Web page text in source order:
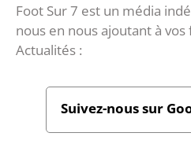
Foot Sur 7 est un média
nous en nous ajoutant à vos
Actualités :
Suivez-nous sur